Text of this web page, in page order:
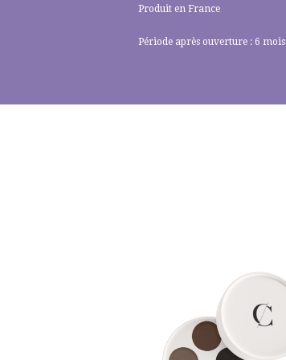
Produit en France
Période après ouverture : 6 mois